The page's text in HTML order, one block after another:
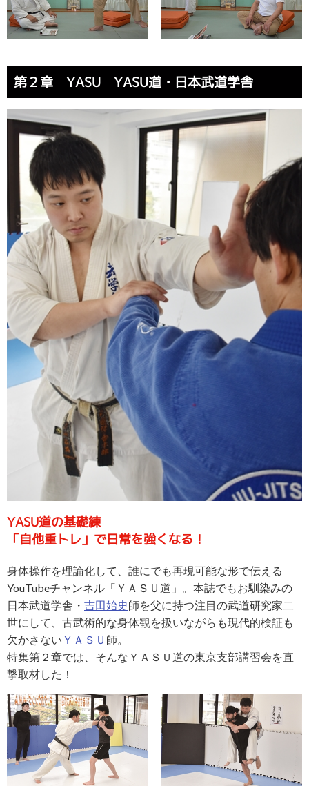
第２章 YASU YASU道・日本武道学舎
YASU道の基礎練
「自他重トレ」で日常を強くなる！
身体操作を理論化して、誰にでも再現可能な形で伝える
YouTubeチャンネル「ＹＡＳＵ道」。本誌でもお馴染みの
日本武道学舎・ 吉田始史師を父に持つ注目の武道研究家二
世にして、古武術的な身体観を扱いながらも現代的検証も
欠かさない ＹＡＳＵ 師。
特集第２章では、そんなＹＡＳＵ道の東京支部講習会を直
撃取材した！